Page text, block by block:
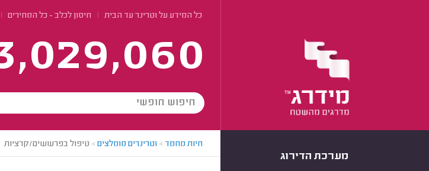
כל המידע על וטרינר עד הבית חיסון לכלב - כל המחירים
מערכת הדירוג
חיות מחמד > וטרינרים מומלצים> טיפול בפרעושים/קרציות